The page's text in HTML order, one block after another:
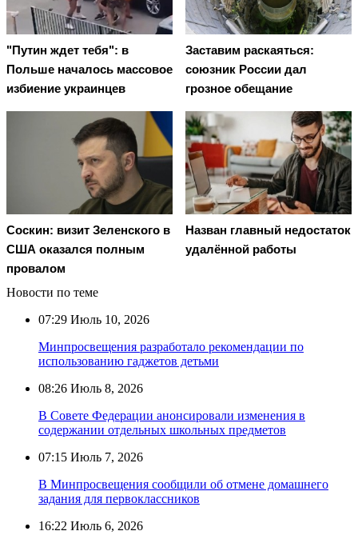
"Путин ждет тебя": в
Польше началось массовое
избиение украинцев
Заставим раскаяться:
союзник России дал
грозное обещание
Соскин: визит Зеленского в
США оказался полным
провалом
Назван главный недостаток
удалённой работы
Новости по теме
07:29 Июль 10, 2026
Минпросвещения разработало рекомендации по
использованию гаджетов детьми
08:26 Июль 8, 2026
В Совете Федерации анонсировали изменения в
содержании отдельных школьных предметов
07:15 Июль 7, 2026
В Минпросвещения сообщили об отмене домашнего
задания для первоклассников
16:22 Июль 6, 2026